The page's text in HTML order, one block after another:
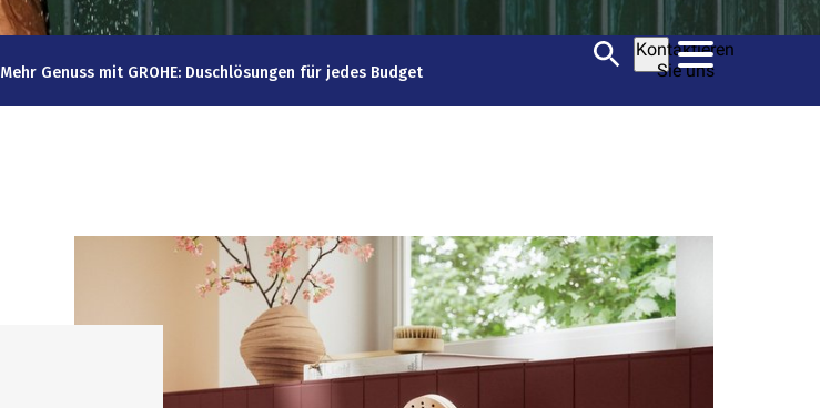
Kontaktieren
Sie uns
Mehr Genuss mit GROHE: Duschlösungen für jedes Budget